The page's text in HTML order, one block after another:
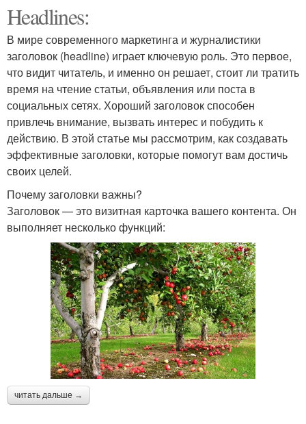
Headlines:
В мире современного маркетинга и журналистики
заголовок (headline) играет ключевую роль. Это первое,
что видит читатель, и именно он решает, стоит ли тратить
время на чтение статьи, объявления или поста в
социальных сетях. Хороший заголовок способен
привлечь внимание, вызвать интерес и побудить к
действию. В этой статье мы рассмотрим, как создавать
эффективные заголовки, которые помогут вам достичь
своих целей.
Почему заголовки важны?
Заголовок — это визитная карточка вашего контента. Он
выполняет несколько функций:
читать дальше →